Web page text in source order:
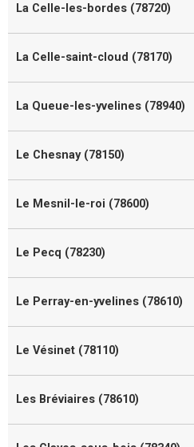
La Celle-les-bordes (78720)
La Celle-saint-cloud (78170)
La Queue-les-yvelines (78940)
Le Chesnay (78150)
Le Mesnil-le-roi (78600)
Le Pecq (78230)
Le Perray-en-yvelines (78610)
Le Vésinet (78110)
Les Bréviaires (78610)